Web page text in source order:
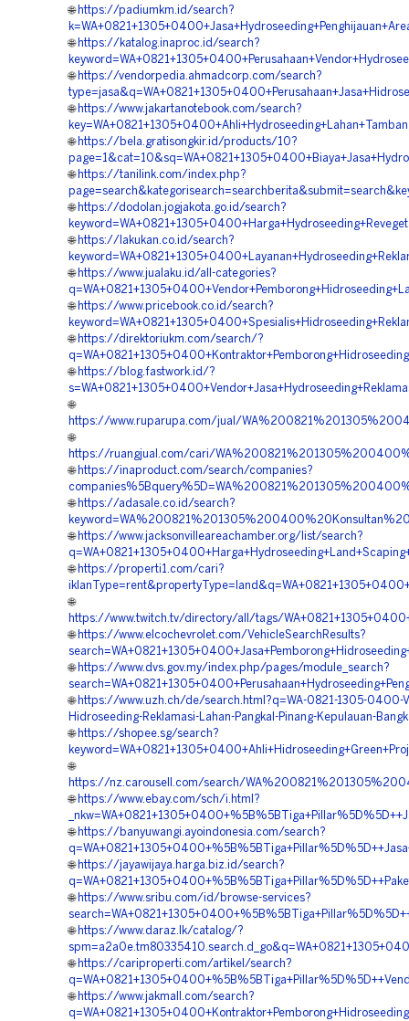
🌐 https://padiumkm.id/search?
🌐 https://katalog.inaproc.id/search?
🌐 https://vendorpedia.ahmadcorp.com/search?
🌐 https://www.jakartanotebook.com/search?
🌐 https://bela.gratisongkir.id/products/10?
🌐 https://tanilink.com/index.php?
🌐 https://dodolan.jogjakota.go.id/search?
🌐 https://lakukan.co.id/search?
🌐 https://www.jualaku.id/all-categories?
🌐 https://www.pricebook.co.id/search?
🌐 https://direktoriukm.com/search/?
🌐 https://blog.fastwork.id/?
🌐
https://www.ruparupa.com/jual/
🌐
https://ruangjual.com/cari/
🌐 https://inaproduct.com/search/companies?
🌐 https://adasale.co.id/search?
🌐 https://www.jacksonvilleareachamber.org/list/search?
🌐 https://properti1.com/cari?
🌐
https://www.twitch.tv/directory/all/tags/
🌐 https://www.elcochevrolet.com/VehicleSearchResults?
🌐 https://www.dvs.gov.my/index.php/pages/module_search?
🌐 https://www.uzh.ch/de/search.html?q=WA-0821-1305-0400-
Hidroseeding-Reklamasi-Lahan-Pangkal-Pinang-Kepulauan-
🌐 https://shopee.sg/search?
🌐
https://nz.carousell.com/search/
🌐 https://www.ebay.com/sch/i.html?
🌐 https://banyuwangi.ayoindonesia.com/search?
🌐 https://jayawijaya.harga.biz.id/search?
🌐 https://www.sribu.com/id/browse-services?
🌐 https://www.daraz.lk/catalog/?
🌐 https://cariproperti.com/artikel/search?
🌐 https://www.jakmall.com/search?